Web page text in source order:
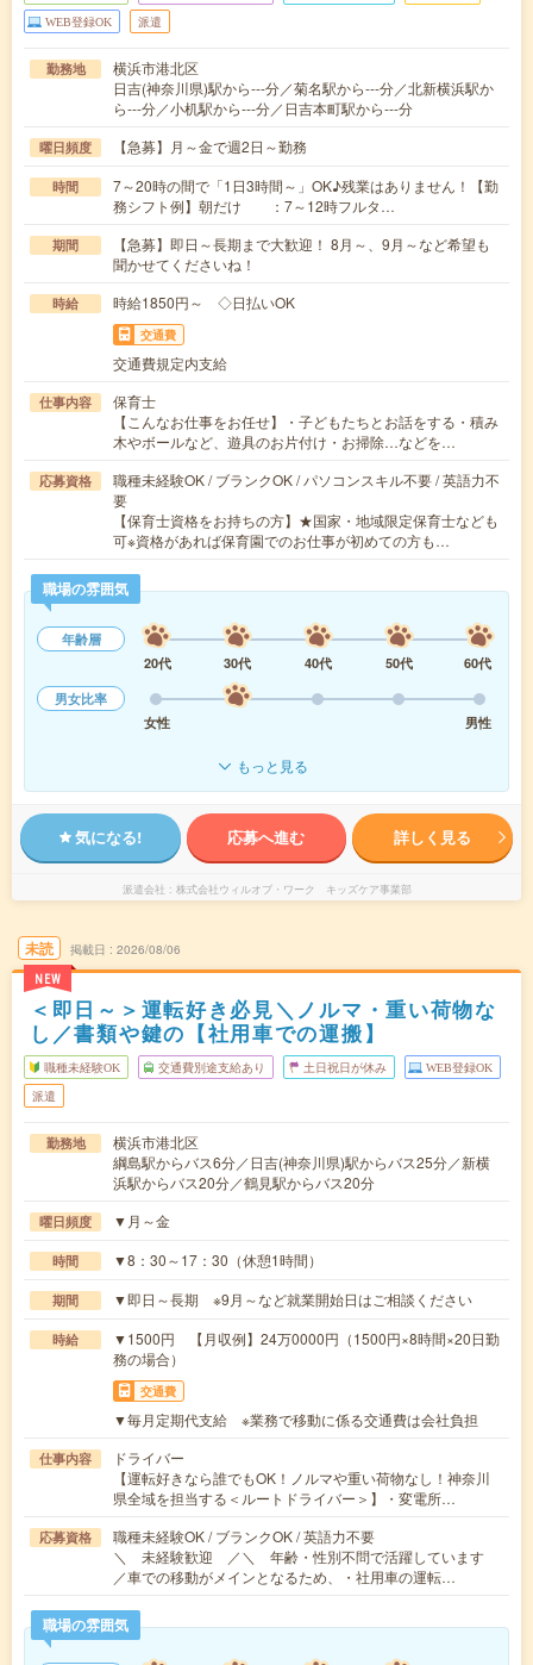
WEB登録OK 派遣
勤務地
横浜市港北区
日吉(神奈川県)駅から---分／菊名駅から---分／北新横浜駅か
ら---分／小机駅から---分／日吉本町駅から---分
曜日頻度 【急募】月～金で週2日～勤務
時間
7～20時の間で「1日3時間～」OK♪残業はありません！【勤
務シフト例】朝だけ ：7～12時フルタ…
期間
【急募】即日～長期まで大歓迎！ 8月～、9月～など希望も
聞かせてくださいね！
時給 時給1850円～ ◇日払いOK
交通費
交通費規定内支給
仕事内容
保育士
【こんなお仕事をお任せ】・子どもたちとお話をする・積み
木やボールなど、遊具のお片付け・お掃除…などを…
応募資格
職種未経験OK / ブランクOK / パソコンスキル不要 / 英語力不
要
【保育士資格をお持ちの方】★国家・地域限定保育士なども
可※資格があれば保育園でのお仕事が初めての方も…
職場の雰囲気
年齢層
20代
30代 40代 50代
60代
男女比率
女性
男性
もっと見る
気になる! 応募へ進む 詳しく見る
派遣会社 株式会社ウィルオブ・ワーク キッズケア事業部
未読
NEW
掲載日 2026/08/06
＜即日～＞運転好き必見＼ノルマ・重い荷物な
し／書類や鍵の【社用車での運搬】
職種未経験OK 交通費別途支給あり 土日祝日が休み WEB登録OK
派遣
勤務地
横浜市港北区
綱島駅からバス6分／日吉(神奈川県)駅からバス25分／新横
浜駅からバス20分／鶴見駅からバス20分
曜日頻度 ▼月～金
時間 ▼8：30～17：30（休憩1時間）
期間 ▼即日～長期 ※9月～など就業開始日はご相談ください
時給
▼1500円 【月収例】24万0000円（1500円×8時間×20日勤
務の場合）
交通費
▼毎月定期代支給 ※業務で移動に係る交通費は会社負担
仕事内容
ドライバー
【運転好きなら誰でもOK！ノルマや重い荷物なし！神奈川
県全域を担当する＜ルートドライバー＞】・変電所…
応募資格
職種未経験OK / ブランクOK / 英語力不要
＼ 未経験歓迎 ／＼ 年齢・性別不問で活躍しています
／車での移動がメインとなるため、・社用車の運転…
職場の雰囲気